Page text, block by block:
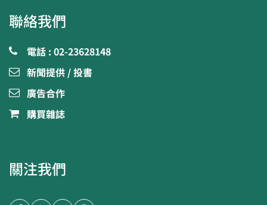
聯絡我們
電話 : 02-23628148
新聞提供 / 投書
廣告合作
購買雜誌
關注我們